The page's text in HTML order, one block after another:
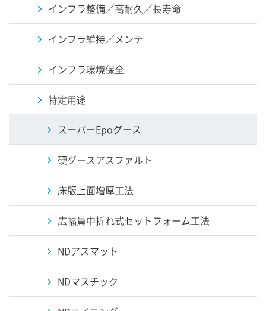
インフラ整備／高耐久／長寿命
インフラ維持／メンテ
インフラ環境保全
特定用途
スーパーEpoグース
硬グースアスファルト
床版上面増厚工法
広幅員中折れ式セットフォーム工法
NDアスマット
NDマスチック